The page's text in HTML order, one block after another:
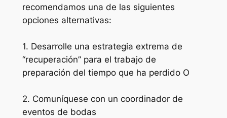
recomendamos una de las siguientes
opciones alternativas:
1. Desarrolle una estrategia extrema de
“recuperación” para el trabajo de
preparación del tiempo que ha perdido O
2. Comuníquese con un coordinador de
eventos de bodas